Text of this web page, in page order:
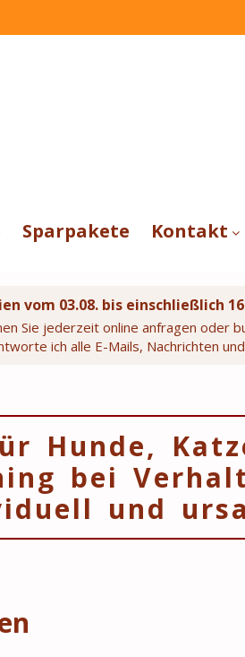
Sparpakete Kontakt
vom 03.08. bis einschließlich
Sie jederzeit online anfragen oder
ich alle E-Mails, Nachrichten
Hunde,
bei
und